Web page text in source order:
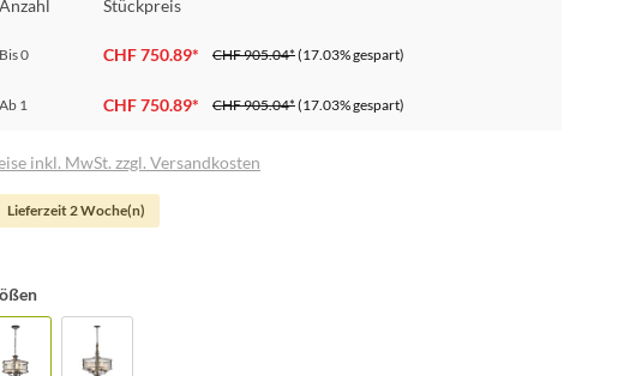
Anzahl Stückpreis
Bis0 CHF 750.89* CHF 905.04*(17.03% gespart)
Ab 1 CHF 750.89* CHF 905.04*(17.03% gespart)
inkl. MwSt. zzgl. Versandkosten
Lieferzeit 2 Woche(n)